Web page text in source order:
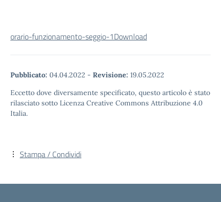
orario-funzionamento-seggio-1Download
Pubblicato: 04.04.2022 - Revisione: 19.05.2022
Eccetto dove diversamente specificato, questo articolo è stato
rilasciato sotto Licenza Creative Commons Attribuzione 4.0
Italia.
Stampa / Condividi